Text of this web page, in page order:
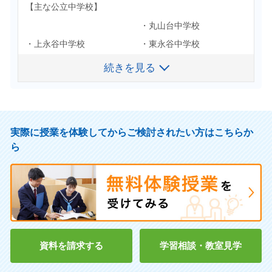
・拓殖大学
・フェリス女学院大学
・鎌倉女子大学
・神奈川大学
【主な公立高校】
・神奈川総合高等学校
・七里ヶ浜高等学校
・金沢高等学校
・松陽高等学校
・戸塚高等学校
・大船高等学校
・横浜立野高等学校
・岸根高等学校
・旭高等学校
・舞岡高等学校
・上矢部高等学校
その他
【主な私立高校】
・品川女子学院高等部
・山手学院高等学校
・横浜共立学園高等学校
・神奈川学園高等学校
続きを見る
・横浜南陵高等学校
【主な私立高校】
・青山学院高等部
・法政大学第二高等学校
・法政大国際高等学校
・藤嶺学園藤沢高等学校
・横須賀学院高等学校
・北鎌倉女子学園高等学校
・横浜清風高等学校
・湘南学院高等学校
その他
【海外】
・Papanui-High-School（ﾆ
ｭｰｼﾞｰﾗﾝﾄﾞ）
【主な公立中学校】
・丸山台中学校
・上永谷中学校
・東永谷中学校
・港南中学校
・日野南中学校
・南中学校
・横浜女学院中学校
・鎌倉女学院中学校
・鎌倉女子中学校
・聖セシリア女子中学校
・横須賀学院中学校
・鎌倉学園中学校
・青山学院横浜英和中学校
・品川女子学院中等部
・日本大学第三中学校
・清泉女学院中学校
・関東学院附属中学校
続きを見る
【主な中高一貫校】
・カリタス女子中学校
・聖セシリア女子中学校
・聖園女学院中学校
・横須賀学院中学校
・捜真女学校中学校
実際に授業を体験してからご検討されたい方はこちらか
ら
資料を請求する 学習相談・教室見学